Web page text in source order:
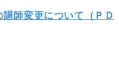
講師変更について（ＰＤ